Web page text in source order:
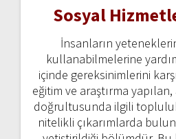
Sosyal
İnsanların
kullanabilmelerine
içinde gereksinimlerini
eğitim ve araştırma
doğrultusunda ilgili
nitelikli çıkarımlarda